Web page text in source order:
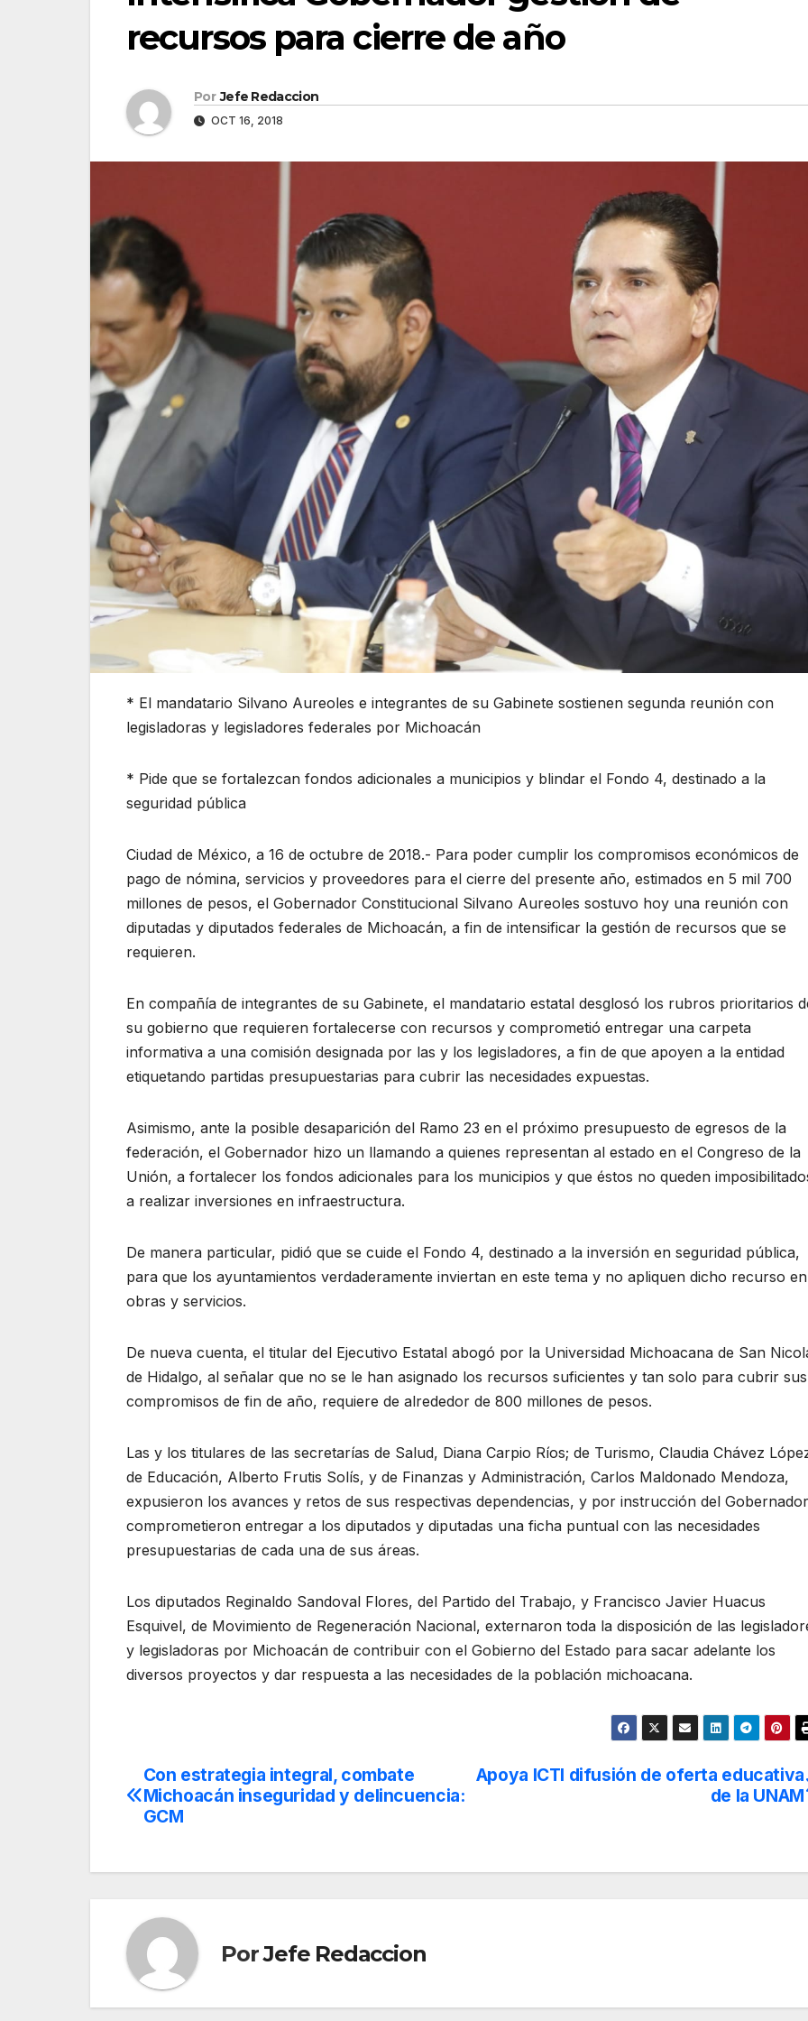
recursos para cierre de año
Por Jefe Redaccion
OCT 16, 2018
* El mandatario Silvano Aureoles e integrantes de su Gabinete sostienen segunda reunión con
legisladoras y legisladores federales por Michoacán
* Pide que se fortalezcan fondos adicionales a municipios y blindar el Fondo 4, destinado a la
seguridad pública
Ciudad de México, a 16 de octubre de 2018.- Para poder cumplir los compromisos económicos de
pago de nómina, servicios y proveedores para el cierre del presente año, estimados en 5 mil 700
millones de pesos, el Gobernador Constitucional Silvano Aureoles sostuvo hoy una reunión con
diputadas y diputados federales de Michoacán, a fin de intensificar la gestión de recursos que se
requieren.
En compañía de integrantes de su Gabinete, el mandatario estatal desglosó los rubros prioritarios
su gobierno que requieren fortalecerse con recursos y comprometió entregar una carpeta
informativa a una comisión designada por las y los legisladores, a fin de que apoyen a la entidad
etiquetando partidas presupuestarias para cubrir las necesidades expuestas.
Asimismo, ante la posible desaparición del Ramo 23 en el próximo presupuesto de egresos de la
federación, el Gobernador hizo un llamando a quienes representan al estado en el Congreso de la
Unión, a fortalecer los fondos adicionales para los municipios y que éstos no queden
a realizar inversiones en infraestructura.
De manera particular, pidió que se cuide el Fondo 4, destinado a la inversión en seguridad pública,
para que los ayuntamientos verdaderamente inviertan en este tema y no apliquen dicho recurso en
obras y servicios.
De nueva cuenta, el titular del Ejecutivo Estatal abogó por la Universidad Michoacana de San
de Hidalgo, al señalar que no se le han asignado los recursos suficientes y tan solo para cubrir sus
compromisos de fin de año, requiere de alrededor de 800 millones de pesos.
Las y los titulares de las secretarías de Salud, Diana Carpio Ríos; de Turismo, Claudia Chávez
de Educación, Alberto Frutis Solís, y de Finanzas y Administración, Carlos Maldonado Mendoza,
expusieron los avances y retos de sus respectivas dependencias, y por instrucción del
comprometieron entregar a los diputados y diputadas una ficha puntual con las necesidades
presupuestarias de cada una de sus áreas.
Los diputados Reginaldo Sandoval Flores, del Partido del Trabajo, y Francisco Javier Huacus
Esquivel, de Movimiento de Regeneración Nacional, externaron toda la disposición de las
y legisladoras por Michoacán de contribuir con el Gobierno del Estado para sacar adelante los
diversos proyectos y dar respuesta a las necesidades de la población michoacana.
Navegación
de
Apoya ICTI difusión de oferta educativa
de la UNAM
Con estrategia integral, combate
Michoacán inseguridad y delincuencia:
GCM
PorJefe Redaccion